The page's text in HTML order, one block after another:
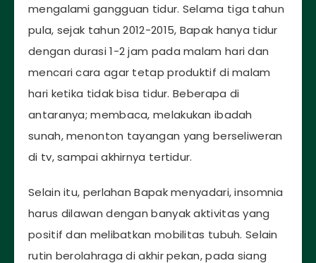
mengalami gangguan tidur. Selama tiga tahun
pula, sejak tahun 2012-2015, Bapak hanya tidur
dengan durasi 1-2 jam pada malam hari dan
mencari cara agar tetap produktif di malam
hari ketika tidak bisa tidur. Beberapa di
antaranya; membaca, melakukan ibadah
sunah, menonton tayangan yang berseliweran
di tv, sampai akhirnya tertidur.
Selain itu, perlahan Bapak menyadari, insomnia
harus dilawan dengan banyak aktivitas yang
positif dan melibatkan mobilitas tubuh. Selain
rutin berolahraga di akhir pekan, pada siang